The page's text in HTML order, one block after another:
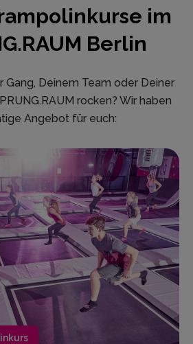
im
Berlin
Gang, Deinem Team oder Deiner
rocken? Wir haben
Angebot für euch: